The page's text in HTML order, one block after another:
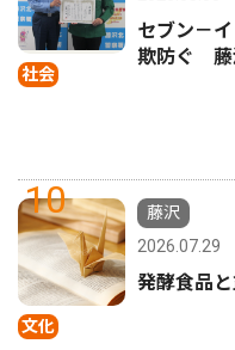
社会
セブン－
欺防ぐ 藤
10
文化
藤沢
2026.07.29
発酵食品